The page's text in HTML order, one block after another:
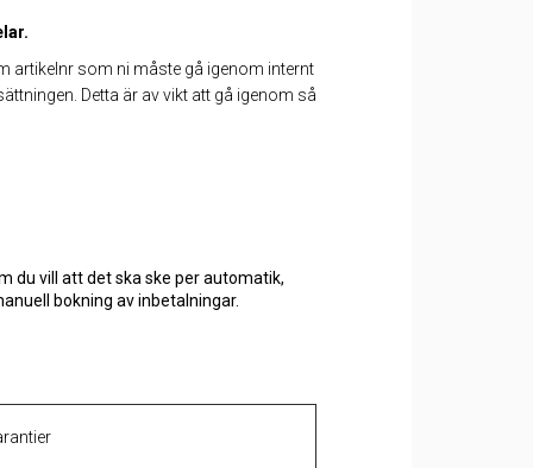
artikelnr som ni måste gå igenom internt
Detta är av vikt att gå igenom så
du vill att det ska ske per automatik,
bokning av inbetalningar.